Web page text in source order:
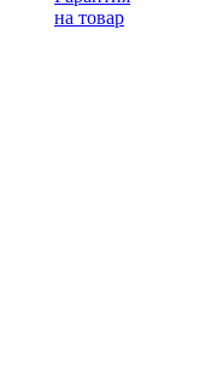
на товар